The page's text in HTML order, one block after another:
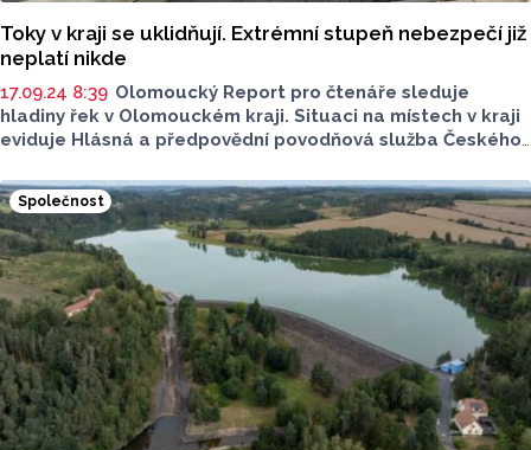
Toky v kraji se uklidňují. Extrémní stupeň nebezpečí již
neplatí nikde
17.09.24 8:39 Olomoucký Report pro čtenáře sleduje
hladiny řek v Olomouckém kraji. Situaci na místech v kraji
eviduje Hlásná a předpovědní povodňová služba Českého
povodňové aktivity (SPA).
Společnost